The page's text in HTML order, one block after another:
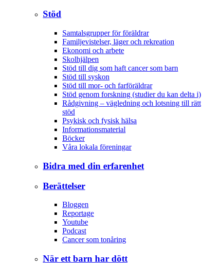
Stöd
Samtalsgrupper för föräldrar
Familjevistelser, läger och rekreation
Ekonomi och arbete
Skolhjälpen
Stöd till dig som haft cancer som barn
Stöd till syskon
Stöd till mor- och farföräldrar
Stöd genom forskning (studier du kan delta i)
Rådgivning – vägledning och lotsning till rätt
stöd
Psykisk och fysisk hälsa
Informationsmaterial
Böcker
Våra lokala föreningar
Bidra med din erfarenhet
Berättelser
Bloggen
Reportage
Youtube
Podcast
Cancer som tonåring
När ett barn har dött